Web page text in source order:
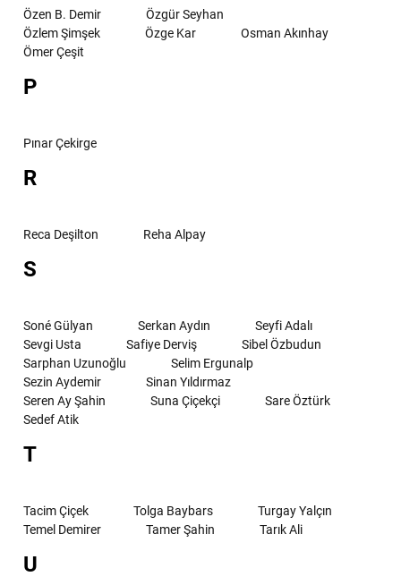
Özen B. Demir
Özgür Seyhan
Özlem Şimşek
Özge Kar
Osman Akınhay
Ömer Çeşit
P
Pınar Çekirge
R
Reca Deşilton Reha Alpay
S
Soné Gülyan Serkan Aydın
Seyfi Adalı
Sevgi Usta
Safiye Derviş
Sibel Özbudun
Sarphan Uzunoğlu
Selim Ergunalp
Sezin Aydemir
Sinan Yıldırmaz
Seren Ay Şahin
Suna Çiçekçi
Sare Öztürk
Sedef Atik
T
Tacim Çiçek Tolga Baybars
Turgay Yalçın
Temel Demirer
Tamer Şahin Tarık Ali
U